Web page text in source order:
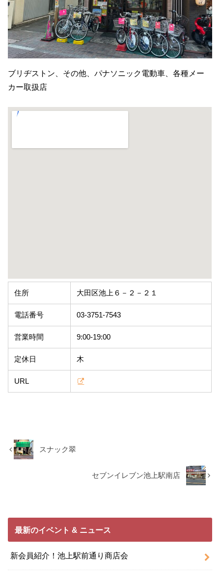
ブリヂストン、その他、パナソニック電動車、各種メー
カー取扱店
住所 大田区池上６－２－２１
電話番号 03-3751-7543
営業時間 9:00-19:00
定休日 木
URL
スナック翠
セブンイレブン池上駅南店
最新のイベント & ニュース
新会員紹介！池上駅前通り商店会